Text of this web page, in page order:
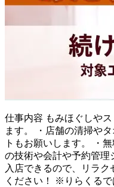
仕事内容 もみほぐしや
ます。 ・店舗の清掃や
トもお願いします。 ・
の技術や会計や予約管理
入店できるので、リラ
ください！ ※りらくる